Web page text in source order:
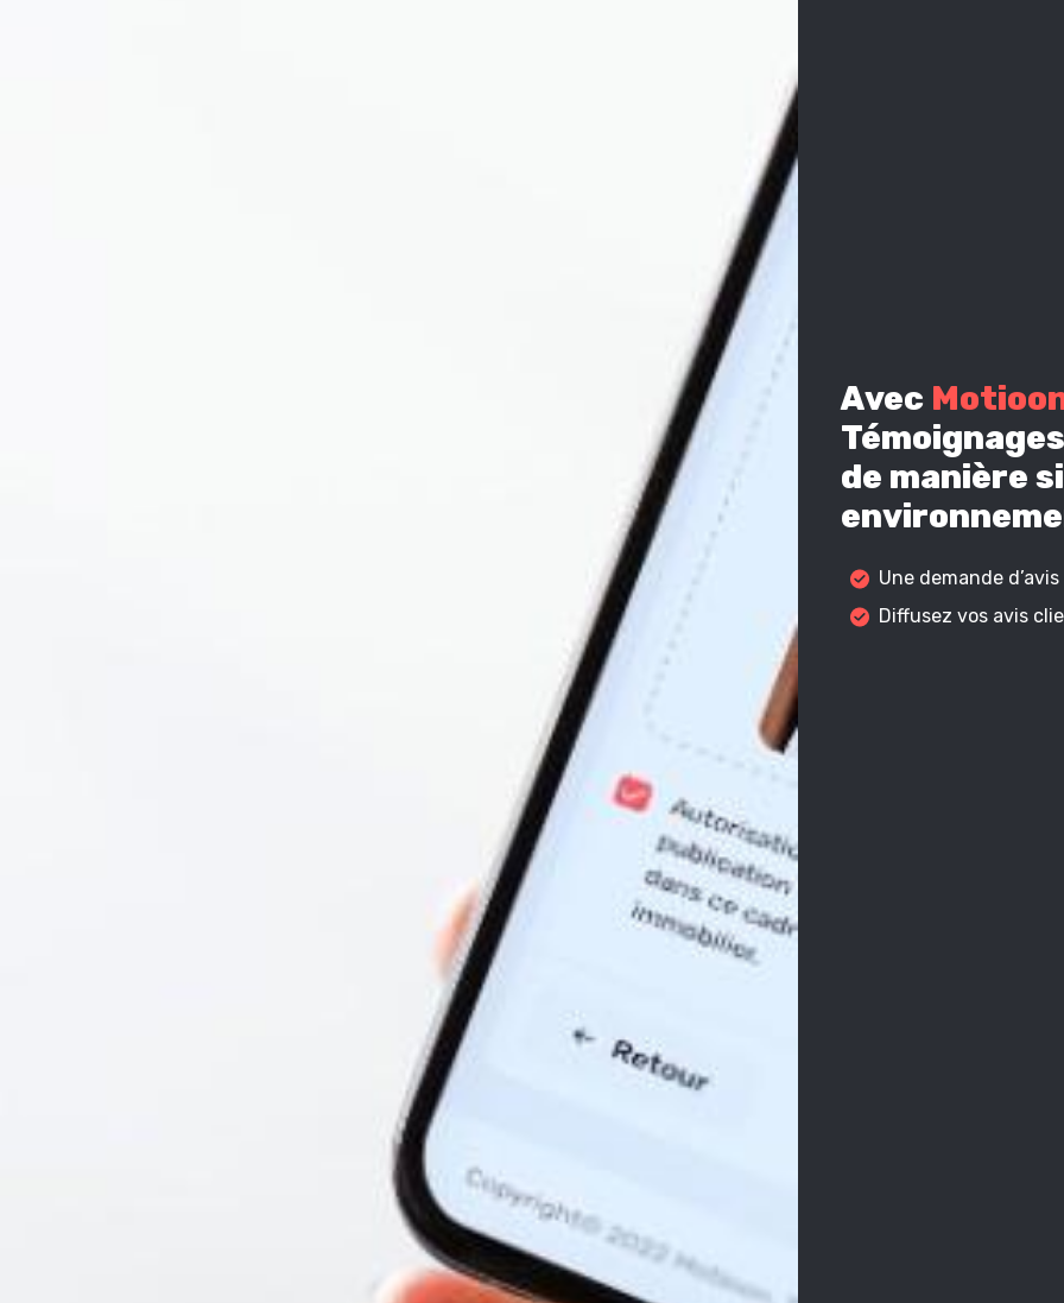
Avec
de manière
Une demande
Diffusez vos avis